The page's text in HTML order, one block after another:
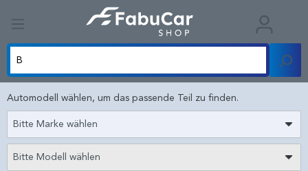
Automodell wählen, um das passende Teil zu finden.
Bitte Marke wählen
Bitte Modell wählen